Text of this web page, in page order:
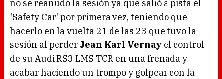
no se reanudó la sesión ya que salió a pista el
'Safety Car' por primera vez, teniendo que
hacerlo en la vuelta 21 de las 23 que tuvo la
sesión al perder Jean Karl Vernay el control
de su Audi RS3 LMS TCR en una frenada y
acabar haciendo un trompo y golpear con la